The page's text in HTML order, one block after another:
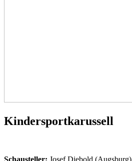
Kindersportkarussell
Schausteller: Josef Diebold (Augsburg)